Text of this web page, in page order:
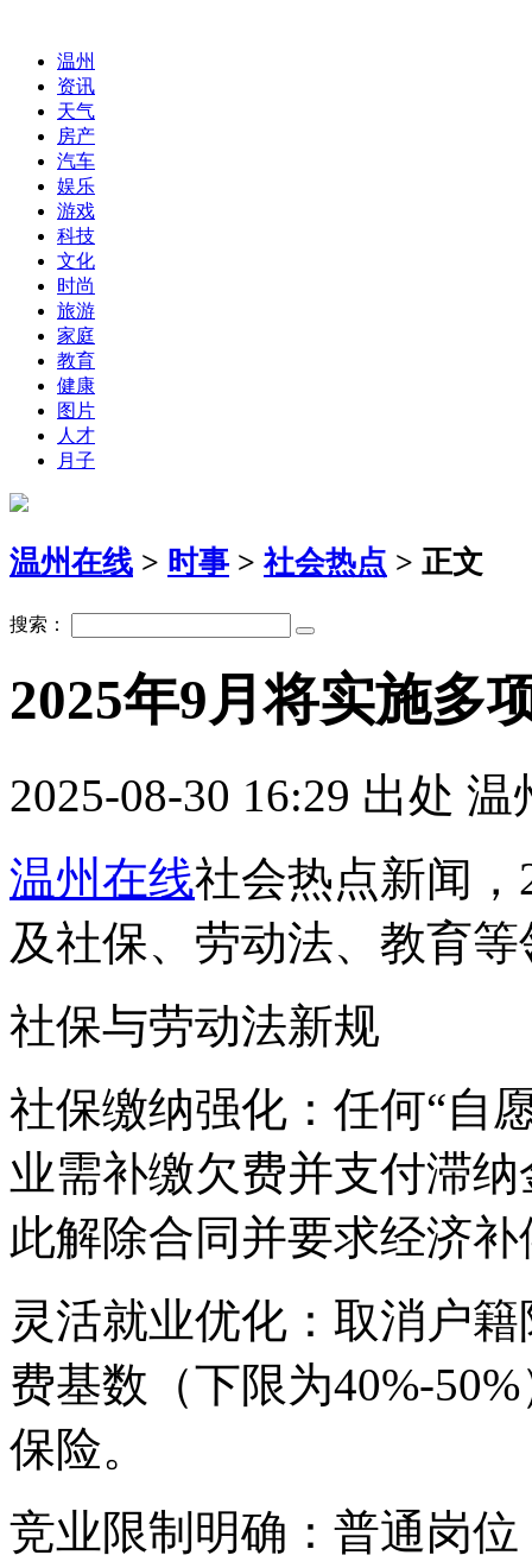
温州
资讯
天气
房产
汽车
娱乐
游戏
科技
文化
时尚
旅游
家庭
教育
健康
图片
人才
月子
温州在线 > 时事 > 社会热点 > 正文
搜索：
2025年9月将实施多
2025-08-30 16:29 出处 温
温州在线社会热点新闻
及社保、劳动法、教育
社保与劳动法新规
社保缴纳强化：任何“自
业需补缴欠费并支付滞
此解除合同并要求经济补
灵活就业优化：取消户
费基数（下限为40%-
保险。
竞业限制明确：普通岗